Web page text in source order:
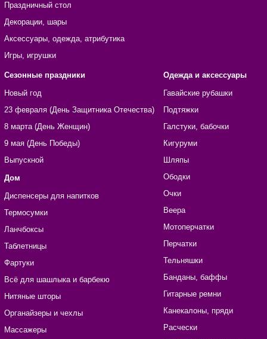
Праздничный стол
Декорации, шары
Аксессуары, одежда, атрибутика
Игры, игрушки
Сезонные праздники
Новый год
23 февраля (День Защитника Отечества)
8 марта (День Женщин)
9 мая (День Победы)
Выпускной
Дом
Диспенсеры для напитков
Термосумки
Ланчбоксы
Таблетницы
Фартуки
Всё для шашлыка и барбекю
Нитяные шторы
Органайзеры и чехлы
Массажеры
Одежда и аксессуары
Гавайские рубашки
Подтяжки
Галстуки, бабочки
Кигуруми
Шляпы
Ободки
Очки
Веера
Мотоперчатки
Перчатки
Тельняшки
Банданы, баффы
Гитарные ремни
Канекалоны, пряди
Расчески